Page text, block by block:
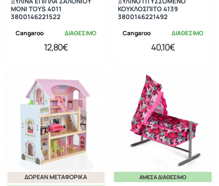
Cangaroo ΔΙΑΘΕΣΙΜΟ
MONI TOYS 4011
3800146221522
12,80€
Cangaroo ΔΙΑΘΕΣΙΜΟ
ΚΟΥΚΛΟΣΠΙΤΟ 4139
3800146221492
40,10€
ΔΩΡΕΆΝ ΜΕΤΑΦΟΡΙΚΆ ΆΜΕΣΑ ΔΙΑΘΈΣΙΜΟ